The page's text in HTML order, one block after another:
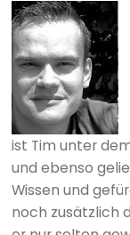
ist Tim unter
und ebenso
Wissen und
noch zusätzlich